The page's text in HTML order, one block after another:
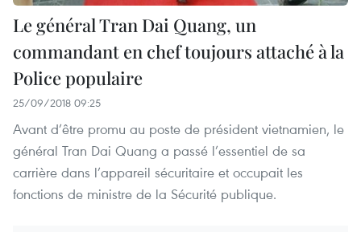
Le général Tran Dai Quang, un
commandant en chef toujours attaché à la
Police populaire
25/09/2018 09:25
Avant d’être promu au poste de président vietnamien, le
général Tran Dai Quang a passé l’essentiel de sa
carrière dans l’appareil sécuritaire et occupait les
fonctions de ministre de la Sécurité publique.